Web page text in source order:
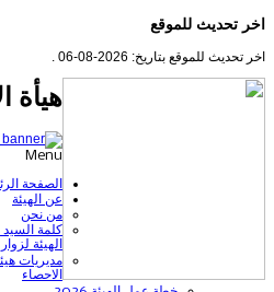
اخر تحديث للموقع
اخر تحديث للموقع بتاريخ: 2026-08-06 .
هيأة
Menu
الصفحة
عن الهيئة
من نحن
كلمة
الهيئة
مديريات
الاحصاء